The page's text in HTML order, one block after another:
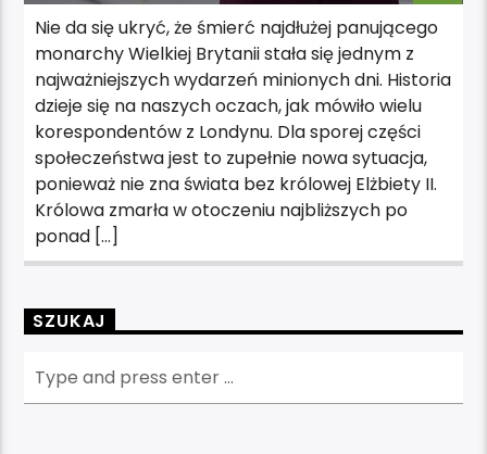
Nie da się ukryć, że śmierć najdłużej panującego
monarchy Wielkiej Brytanii stała się jednym z
najważniejszych wydarzeń minionych dni. Historia
dzieje się na naszych oczach, jak mówiło wielu
korespondentów z Londynu. Dla sporej części
społeczeństwa jest to zupełnie nowa sytuacja,
ponieważ nie zna świata bez królowej Elżbiety II.
Królowa zmarła w otoczeniu najbliższych po
ponad […]
SZUKAJ